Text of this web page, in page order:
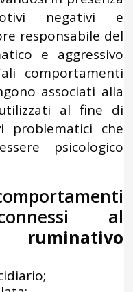
negativi e
responsabile del
e aggressivo
comportamenti
associati alla
al fine di
problematici che
psicologico
al